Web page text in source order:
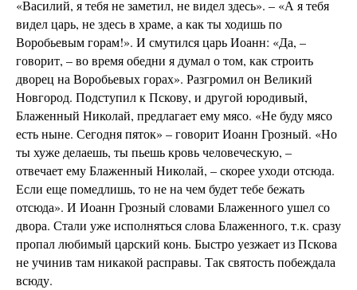
«Василий, я тебя не заметил, не видел здесь». – «А я тебя
видел царь, не здесь в храме, а как ты ходишь по
Воробьевым горам!». И смутился царь Иоанн: «Да, –
говорит, – во время обедни я думал о том, как строить
дворец на Воробьевых горах». Разгромил он Великий
Новгород. Подступил к Пскову, и другой юродивый,
Блаженный Николай, предлагает ему мясо. «Не буду мясо
есть ныне. Сегодня пяток» – говорит Иоанн Грозный. «Но
ты хуже делаешь, ты пьешь кровь человеческую, –
отвечает ему Блаженный Николай, – скорее уходи отсюда.
Если еще помедлишь, то не на чем будет тебе бежать
отсюда». И Иоанн Грозный словами Блаженного ушел со
двора. Стали уже исполняться слова Блаженного, т.к. сразу
пропал любимый царский конь. Быстро уезжает из Пскова
не учинив там никакой расправы. Так святость побеждала
всюду.